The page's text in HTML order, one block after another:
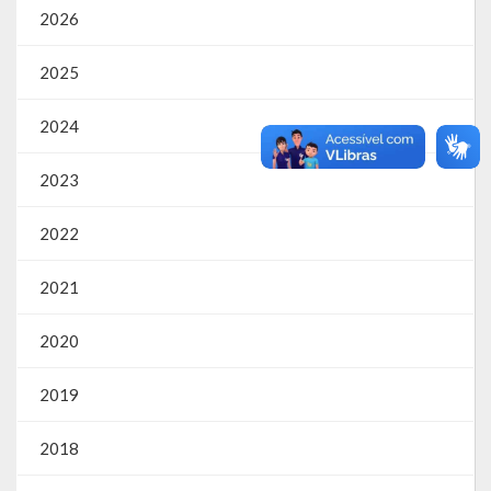
RREO
PPA
LOA
2026
2025
2024
2023
2022
2021
2020
2019
2018